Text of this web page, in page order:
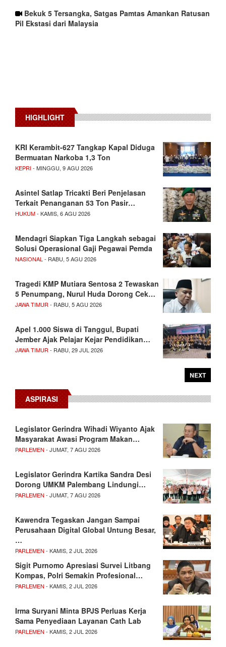
Bekuk 5 Tersangka, Satgas Pamtas Amankan Ratusan
Pil Ekstasi dari Malaysia
HIGHLIGHT
KRI Kerambit-627 Tangkap Kapal Diduga
Bermuatan Narkoba 1,3 Ton
KEPRI- MINGGU, 9 AGU 2026
Asintel Satlap Tricakti Beri Penjelasan
Terkait Penanganan 53 Ton Pasir…
HUKUM- KAMIS, 6 AGU 2026
Mendagri Siapkan Tiga Langkah sebagai
Solusi Operasional Gaji Pegawai Pemda
NASIONAL - RABU, 5 AGU 2026
Tragedi KMP Mutiara Sentosa 2 Tewaskan
5 Penumpang, Nurul Huda Dorong Cek…
JAWA TIMUR - RABU, 5 AGU 2026
Apel 1.000 Siswa di Tanggul, Bupati
Jember Ajak Pelajar Kejar Pendidikan…
JAWA TIMUR - RABU, 29 JUL 2026
NEXT
ASPIRASI
Legislator Gerindra Wihadi Wiyanto Ajak
Masyarakat Awasi Program Makan…
PARLEMEN - JUMAT, 7 AGU 2026
Legislator Gerindra Kartika Sandra Desi
Dorong UMKM Palembang Lindungi…
PARLEMEN - JUMAT, 7 AGU 2026
Kawendra Tegaskan Jangan Sampai
Perusahaan Digital Global Untung Besar,
…
PARLEMEN - KAMIS, 2 JUL 2026
Sigit Purnomo Apresiasi Survei Litbang
Kompas, Polri Semakin Profesional…
PARLEMEN - KAMIS, 2 JUL 2026
Irma Suryani Minta BPJS Perluas Kerja
Sama Penyediaan Layanan Cath Lab
PARLEMEN - KAMIS, 2 JUL 2026